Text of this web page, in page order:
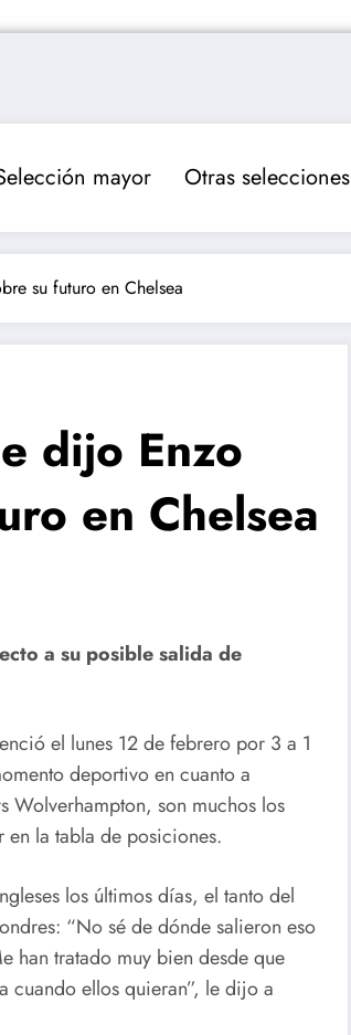
mayor Otras selecciones
su futuro en Chelsea
dijo Enzo
en Chelsea
a su posible salida de
el lunes 12 de febrero por 3 a 1
deportivo en cuanto a
Wolverhampton, son muchos los
la tabla de posiciones.
los últimos días, el tanto del
“No sé de dónde salieron eso
han tratado muy bien desde que
cuando ellos quieran”, le dijo a